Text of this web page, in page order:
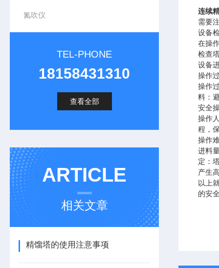
氮吹仪
TEL-PHONE
18158431310
查看全部
ARTICLE
相关文章
精馏塔的使用注意事项
连续
需要
设备
在操
检查
设备
操作
操作
料：
安全
操作
程，
操作
进料
定：
产生
以上
的安